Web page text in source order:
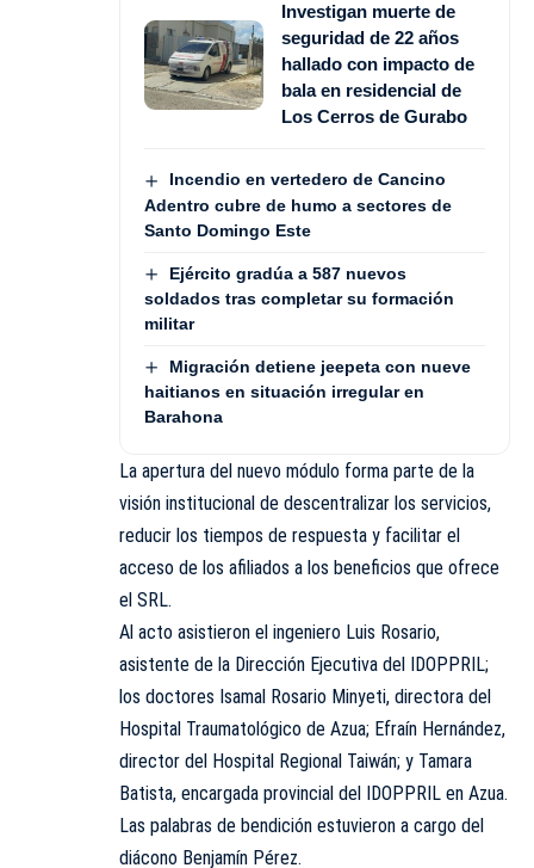
Investigan muerte de
seguridad de 22 años
hallado con impacto de
bala en residencial de
Los Cerros de Gurabo
Incendio en vertedero de Cancino
Adentro cubre de humo a sectores de
Santo Domingo Este
Ejército gradúa a 587 nuevos
soldados tras completar su formación
militar
Migración detiene jeepeta con nueve
haitianos en situación irregular en
Barahona
La apertura del nuevo módulo forma parte de la
visión institucional de descentralizar los servicios,
reducir los tiempos de respuesta y facilitar el
acceso de los afiliados a los beneficios que ofrece
el SRL.
Al acto asistieron el ingeniero Luis Rosario,
asistente de la Dirección Ejecutiva del IDOPPRIL;
los doctores Isamal Rosario Minyeti, directora del
Hospital Traumatológico de Azua; Efraín Hernández,
director del Hospital Regional Taiwán; y Tamara
Batista, encargada provincial del IDOPPRIL en Azua.
Las palabras de bendición estuvieron a cargo del
diácono Benjamín Pérez.